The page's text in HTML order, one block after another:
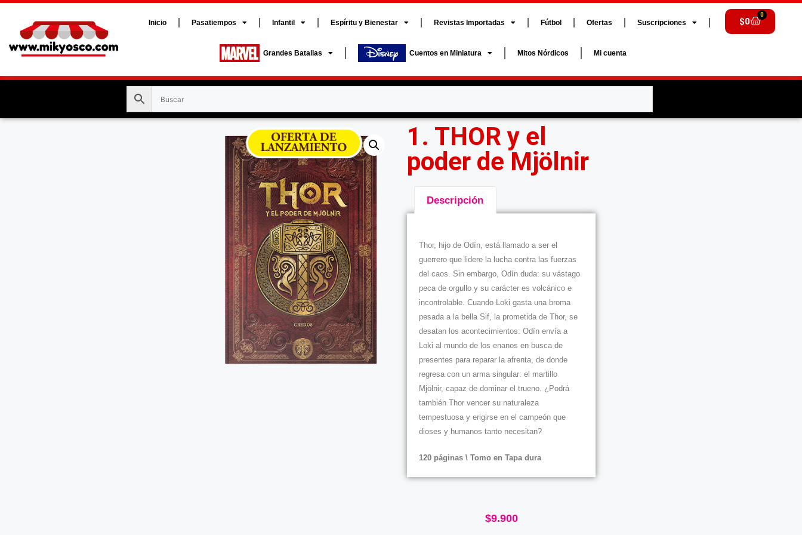
Inicio Pasatiempos Infantil Espíritu y Bienestar Revistas Importadas Fútbol Ofertas Suscripciones
Grandes Batallas Cuentos en Miniatura Mitos Nórdicos Mi cuenta
$0
0
1. THOR y el
poder de Mjölnir
Descripción
Thor, hijo de Odín, está llamado a ser el
guerrero que lidere la lucha contra las fuerzas
del caos. Sin embargo, Odín duda: su vástago
peca de orgullo y su carácter es volcánico e
incontrolable. Cuando Loki gasta una broma
pesada a la bella Sif, la prometida de Thor, se
desatan los acontecimientos: Odín envía a
Loki al mundo de los enanos en busca de
presentes para reparar la afrenta, de donde
regresa con un arma singular: el martillo
Mjölnir, capaz de dominar el trueno. ¿Podrá
también Thor vencer su naturaleza
tempestuosa y erigirse en el campeón que
dioses y humanos tanto necesitan?
120 páginas \ Tomo en Tapa dura
$9.900